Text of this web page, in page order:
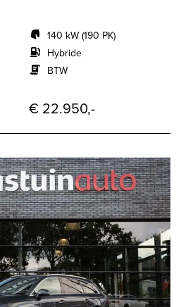
140 kW (190 PK)
Hybride
BTW
€ 22.950,-